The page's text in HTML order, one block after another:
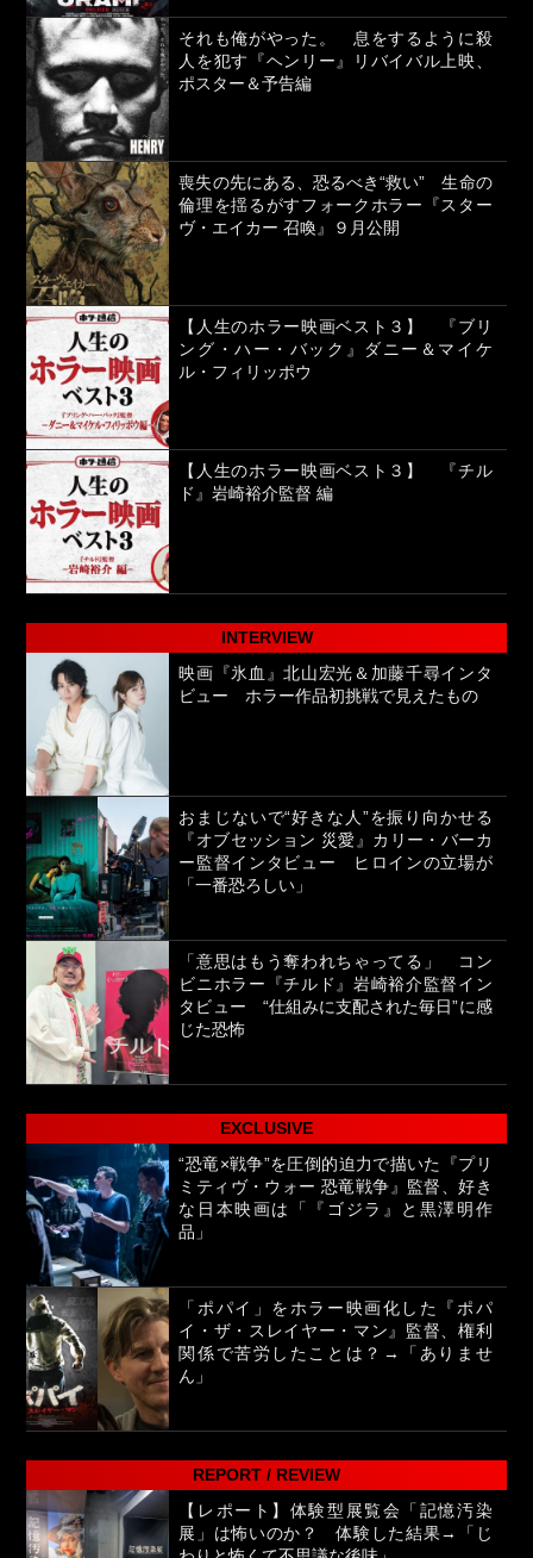
それも俺がやった。 息をするように殺
人を犯す『ヘンリー』リバイバル上映、
ポスター＆予告編
喪失の先にある、恐るべき“救い” 生命の
倫理を揺るがすフォークホラー『スター
ヴ・エイカー 召喚』９月公開
【人生のホラー映画ベスト３】 『ブリ
ング・ハー・バック』ダニー＆マイケ
ル・フィリッポウ
【人生のホラー映画ベスト３】 『チル
ド』岩崎裕介監督 編
INTERVIEW
映画『氷血』北山宏光＆加藤千尋インタ
ビュー ホラー作品初挑戦で見えたもの
おまじないで“好きな人”を振り向かせる
『オブセッション 災愛』カリー・バーカ
ー監督インタビュー ヒロインの立場が
「一番恐ろしい」
「意思はもう奪われちゃってる」 コン
ビニホラー『チルド』岩崎裕介監督イン
タビュー “仕組みに支配された毎日”に感
じた恐怖
EXCLUSIVE
“恐竜×戦争”を圧倒的迫力で描いた『プリ
ミティヴ・ウォー 恐竜戦争』監督、好き
な日本映画は「『ゴジラ』と黒澤明作
品」
「ポパイ」をホラー映画化した『ポパ
イ・ザ・スレイヤー・マン』監督、権利
関係で苦労したことは？→「ありませ
ん」
REPORT / REVIEW
【レポート】体験型展覧会「記憶汚染
展」は怖いのか？ 体験した結果→「じ